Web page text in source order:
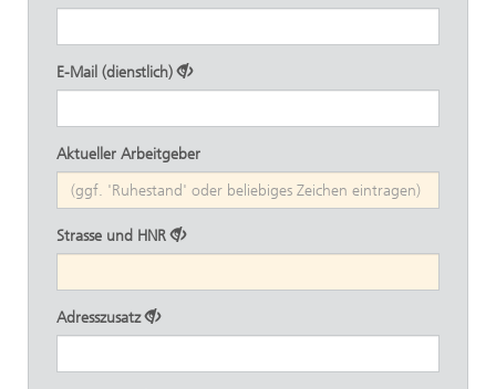
E-Mail (dienstlich)
Aktueller Arbeitgeber
Strasse und HNR
Adresszusatz